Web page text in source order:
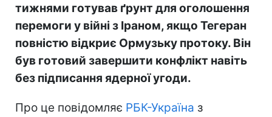
тижнями готував ґрунт для оголошення
перемоги у війні з Іраном, якщо Тегеран
повністю відкриє Ормузьку протоку. Він
був готовий завершити конфлікт навіть
без підписання ядерної угоди.
Про це повідомляє РБК-Україна з